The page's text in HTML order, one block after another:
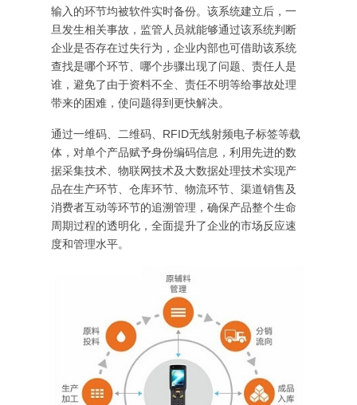
输入的环节均被软件实时备份。该系统建立后，一
旦发生相关事故，监管人员就能够通过该系统判断
企业是否存在过失行为，企业内部也可借助该系统
查找是哪个环节、哪个步骤出现了问题、责任人是
谁，避免了由于资料不全、责任不明等给事故处理
带来的困难，使问题得到更快解决。
通过一维码、二维码、RFID无线射频电子标签等载
体，对单个产品赋予身份编码信息，利用先进的数
据采集技术、物联网技术及大数据处理技术实现产
品在生产环节、仓库环节、物流环节、渠道销售及
消费者互动等环节的追溯管理，确保产品整个生命
周期过程的透明化，全面提升了企业的市场反应速
度和管理水平。